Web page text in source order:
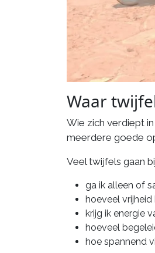
Waar
Wie zich verdiept
meerdere goede
Veel twijfels gaan
ga ik alleen of
hoeveel vrijheid
krijg ik energie
hoeveel
hoe spannend